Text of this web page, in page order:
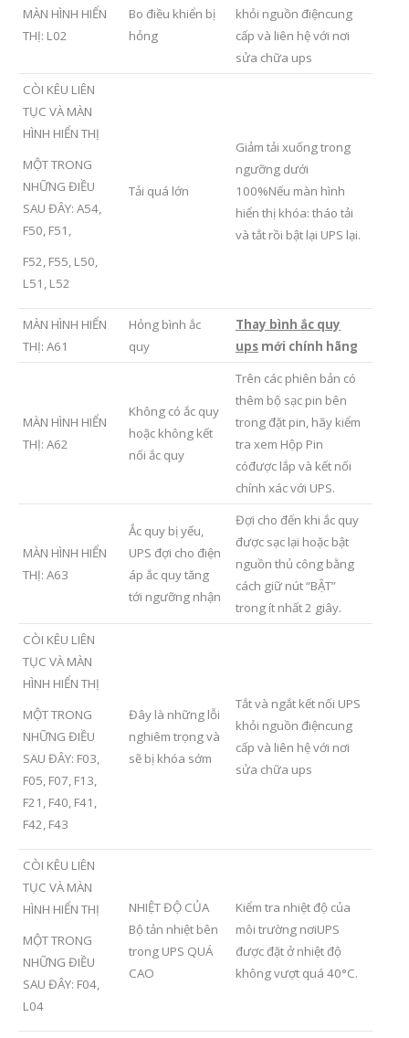
MÀN HÌNH HIỂN
THỊ: L02
Bo điều khiển bị
hỏng
khỏi nguồn điệncung
cấp và liên hệ với nơi
sửa chữa ups
CÒI KÊU LIÊN
TỤC VÀ MÀN
HÌNH HIỂN THỊ
MỘT TRONG
NHỮNG ĐIỀU
SAU ĐÂY: A54,
F50, F51,
F52, F55, L50,
L51, L52
Tải quá lớn
Giảm tải xuống trong
ngưỡng dưới
100%Nếu màn hình
hiển thị khóa: tháo tải
và tắt rồi bật lại UPS lại.
MÀN HÌNH HIỂN
THỊ: A61
Hỏng bình ắc
quy
Thay bình ắc quy
ups mới chính hãng
MÀN HÌNH HIỂN
THỊ: A62
Không có ắc quy
hoặc không kết
nối ắc quy
Trên các phiên bản có
thêm bộ sạc pin bên
trong đặt pin, hãy kiểm
tra xem Hộp Pin
cóđược lắp và kết nối
chính xác với UPS.
MÀN HÌNH HIỂN
THỊ: A63
Ắc quy bị yếu,
UPS đợi cho điện
áp ắc quy tăng
tới ngưỡng nhận
Đợi cho đến khi ắc quy
được sạc lại hoặc bật
nguồn thủ công bằng
cách giữ nút “BẬT”
trong ít nhất 2 giây.
CÒI KÊU LIÊN
TỤC VÀ MÀN
HÌNH HIỂN THỊ
MỘT TRONG
NHỮNG ĐIỀU
SAU ĐÂY: F03,
F05, F07, F13,
F21, F40, F41,
F42, F43
Đây là những lỗi
nghiêm trọng và
sẽ bị khóa sớm
Tắt và ngắt kết nối UPS
khỏi nguồn điệncung
cấp và liên hệ với nơi
sửa chữa ups
CÒI KÊU LIÊN
TỤC VÀ MÀN
HÌNH HIỂN THỊ
MỘT TRONG
NHỮNG ĐIỀU
SAU ĐÂY: F04,
L04
NHIỆT ĐỘ CỦA
Bộ tản nhiệt bên
trong UPS QUÁ
CAO
Kiểm tra nhiệt độ của
môi trường nơiUPS
được đặt ở nhiệt độ
không vượt quá 40°C.